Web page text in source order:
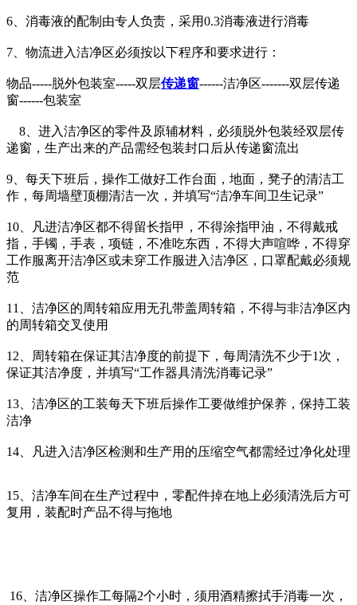
6、消毒液的配制由专人负责，采用0.3消毒液进行消毒
7、物流进入洁净区必须按以下程序和要求进行：
物品-----脱外包装室-----双层传递窗------洁净区-------双层传递
窗------包装室
8、进入洁净区的零件及原辅材料，必须脱外包装经双层传
递窗，生产出来的产品需经包装封口后从传递窗流出
9、每天下班后，操作工做好工作台面，地面，凳子的清洁工
作，每周墙壁顶棚清洁一次，并填写“洁净车间卫生记录”
10、凡进洁净区都不得留长指甲，不得涂指甲油，不得戴戒
指，手镯，手表，项链，不准吃东西，不得大声喧哗，不得穿
工作服离开洁净区或未穿工作服进入洁净区，口罩配戴必须规
范
11、洁净区的周转箱应用无孔带盖周转箱，不得与非洁净区内
的周转箱交叉使用
12、周转箱在保证其洁净度的前提下，每周清洗不少于1次，
保证其洁净度，并填写“工作器具清洗消毒记录”
13、洁净区的工装每天下班后操作工要做维护保养，保持工装
洁净
14、凡进入洁净区检测和生产用的压缩空气都需经过净化处理
15、洁净车间在生产过程中，零配件掉在地上必须清洗后方可
复用，装配时产品不得与拖地
16、洁净区操作工每隔2个小时，须用酒精擦拭手消毒一次，